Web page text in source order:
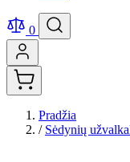
0
Pradžia
/ Sėdynių